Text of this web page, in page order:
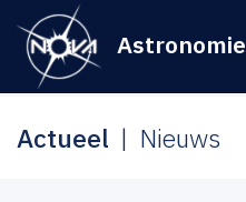
Astronomie
Actueel Nieuws